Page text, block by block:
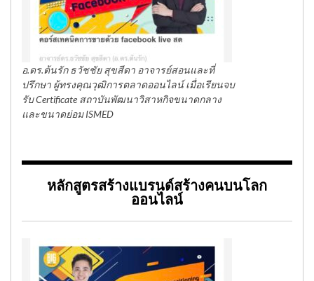
อ.ดร.ต้นรัก ธวัชชัย สุขสีดา อาจารย์สอนและที่
ปรึกษา ผู้ทรงคุณวุฒิการตลาดออนไลน์ เมื่อเรียนจบ
รับ Certificate สถาบันพัฒนาวิสาหกิจขนาดกลาง
และขนาดย่อม ISMED
หลักสูตรสร้างแบรนด์สร้างคนบนโลก
ออนไลน์